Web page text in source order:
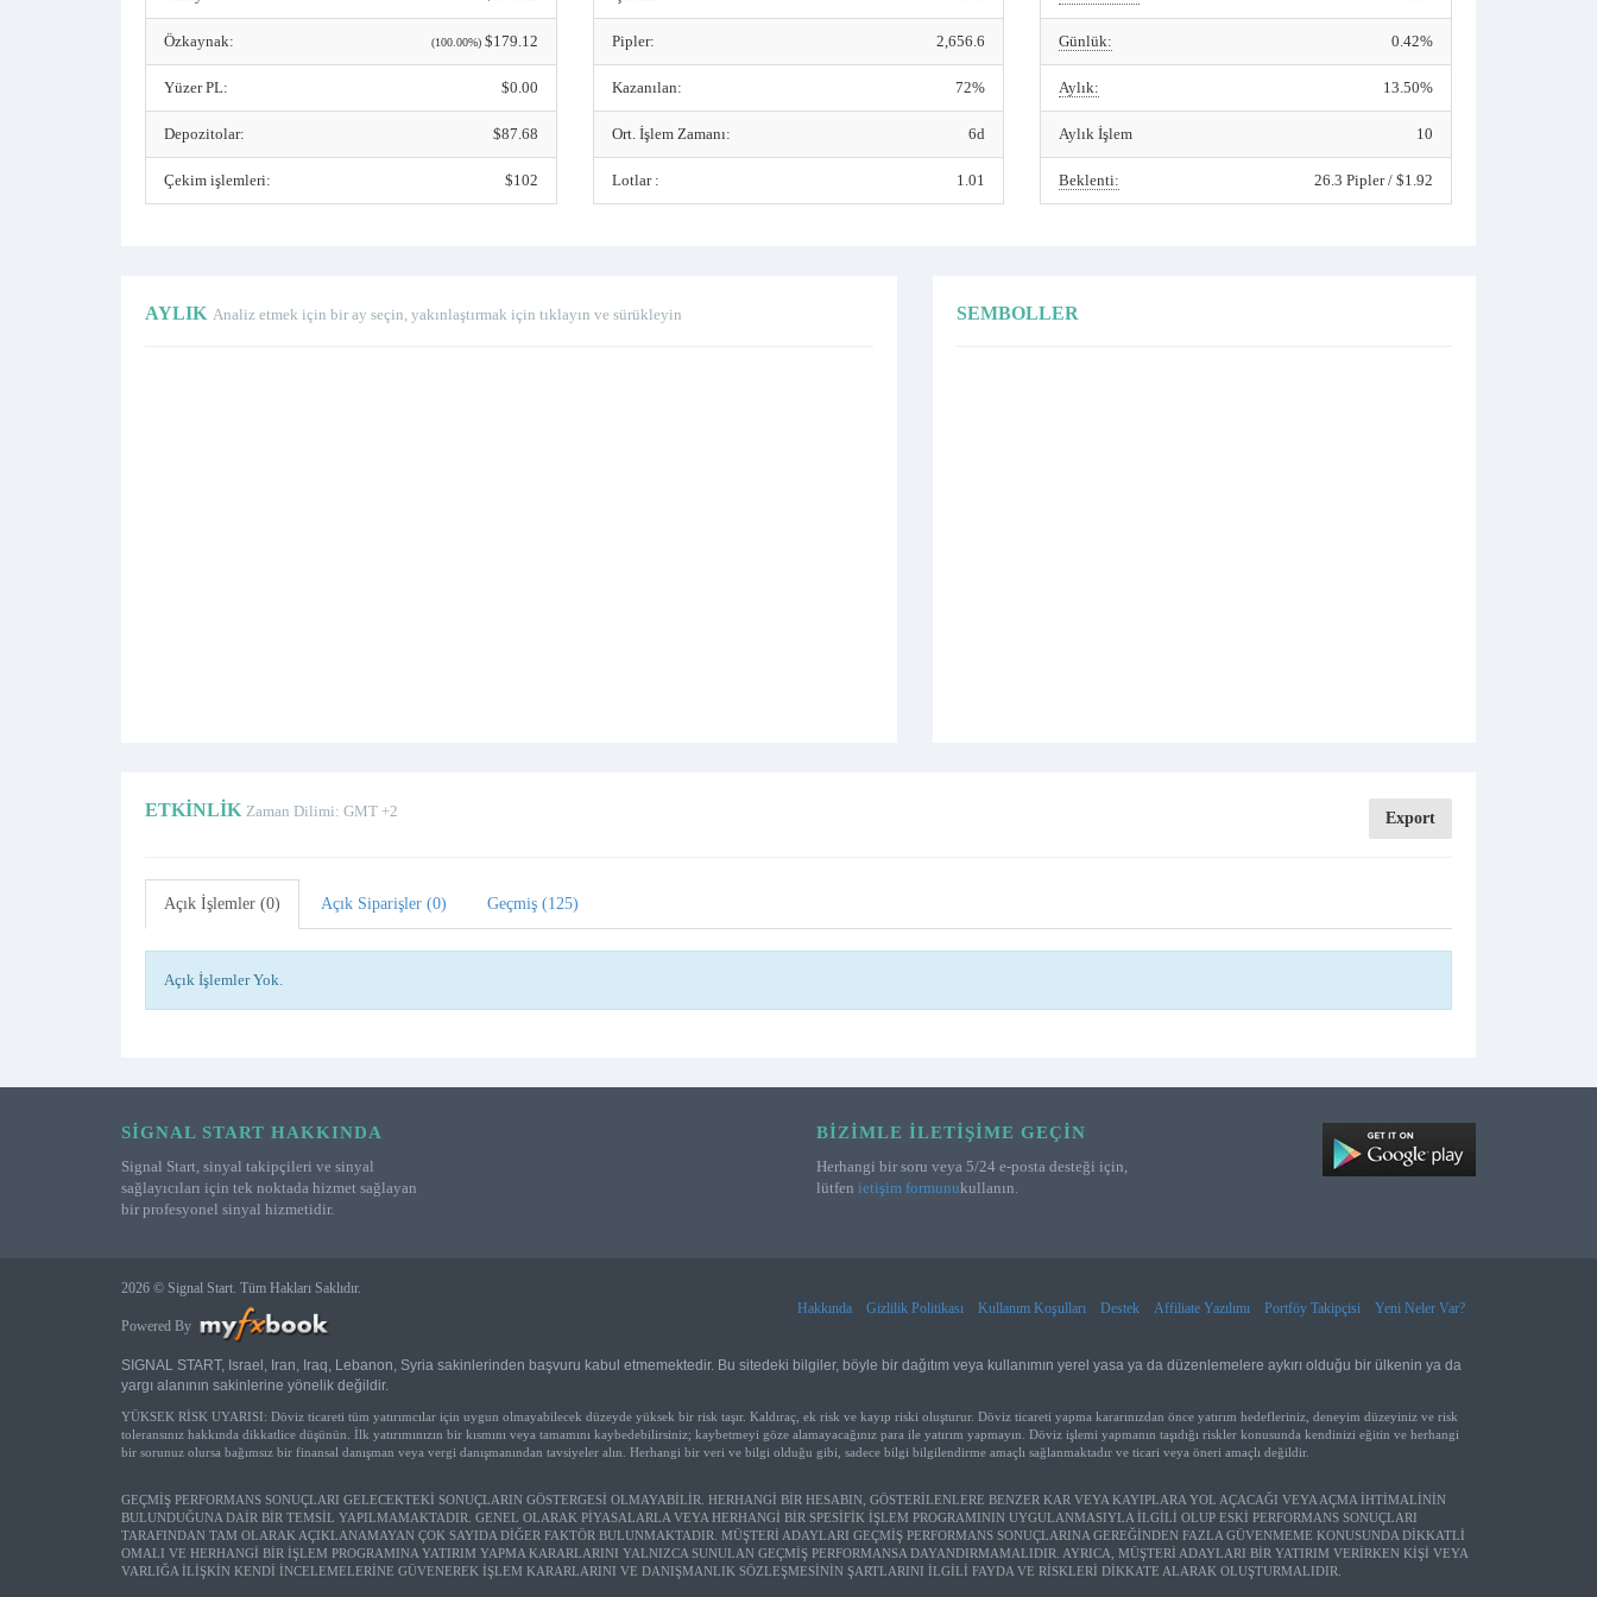
Özkaynak: (100.00%)$179.12
Yüzer PL: $0.00
Depozitolar: $87.68
Çekim işlemleri: $102
Pipler: 2,656.6
Kazanılan: 72%
Ort. İşlem Zamanı: 6d
Lotlar : 1.01
Günlük: 0.42%
Aylık: 13.50%
Aylık İşlem 10
Beklenti: 26.3 Pipler / $1.92
AYLIK Analiz etmek için bir ay seçin, yakınlaştırmak için tıklayın ve sürükleyin SEMBOLLER
ETKINLIK Zaman Dilimi: GMT +2 Export
Açık İşlemler (0) Açık Siparişler (0) Geçmiş (125)
Açık İşlemler Yok.
SIGNAL START HAKKINDA
Signal Start, sinyal takipçileri ve sinyal
sağlayıcıları için tek noktada hizmet sağlayan
bir profesyonel sinyal hizmetidir.
BIZIMLE İLETIŞIME GEÇIN
Herhangi bir soru veya 5/24 e-posta desteği için,
lütfen ietişim formunukullanın.
2026 © Signal Start. Tüm Hakları Saklıdır.
Hakkında
Gizlilik Politikası Kullanım Koşulları Destek Affiliate Yazılımı Portföy Takipçisi
Yeni Neler Var?
Powered By
SIGNAL START, Israel, Iran, Iraq, Lebanon, Syria sakinlerinden başvuru kabul etmemektedir. Bu sitedeki bilgiler, böyle bir dağıtım veya kullanımın yerel yasa ya da düzenlemelere aykırı olduğu bir ülkenin ya da
yargı alanının sakinlerine yönelik değildir.
YÜKSEK RİSK UYARISI: Döviz ticareti tüm yatırımcılar için uygun olmayabilecek düzeyde yüksek bir risk taşır. Kaldıraç, ek risk ve kayıp riski oluşturur. Döviz ticareti yapma kararınızdan önce yatırım hedefleriniz, deneyim düzeyiniz ve risk
toleransınız hakkında dikkatlice düşünün. İlk yatırımınızın bir kısmını veya tamamını kaybedebilirsiniz; kaybetmeyi göze alamayacağınız para ile yatırım yapmayın. Döviz işlemi yapmanın taşıdığı riskler konusunda kendinizi eğitin ve herhangi
bir sorunuz olursa bağımsız bir finansal danışman veya vergi danışmanından tavsiyeler alın. Herhangi bir veri ve bilgi olduğu gibi, sadece bilgi bilgilendirme amaçlı sağlanmaktadır ve ticari veya öneri amaçlı değildir.
GEÇMİŞ PERFORMANS SONUÇLARI GELECEKTEKİ SONUÇLARIN GÖSTERGESİ OLMAYABİLİR. HERHANGİ BİR HESABIN, GÖSTERİLENLERE BENZER KAR VEYA KAYIPLARA YOL AÇACAĞI VEYA AÇMA İHTİMALİNİN
BULUNDUĞUNA DAİR BİR TEMSİL YAPILMAMAKTADIR. GENEL OLARAK PİYASALARLA VEYA HERHANGİ BİR SPESİFİK İŞLEM PROGRAMININ UYGULANMASIYLA İLGİLİ OLUP ESKİ PERFORMANS SONUÇLARI
TARAFINDAN TAM OLARAK AÇIKLANAMAYAN ÇOK SAYIDA DİĞER FAKTÖR BULUNMAKTADIR. MÜŞTERİ ADAYLARI GEÇMİŞ PERFORMANS SONUÇLARINA GEREĞİNDEN FAZLA GÜVENMEME KONUSUNDA DİKKATLİ
OMALI VE HERHANGİ BİR İŞLEM PROGRAMINA YATIRIM YAPMA KARARLARINI YALNIZCA SUNULAN GEÇMİŞ PERFORMANSA DAYANDIRMAMALIDIR. AYRICA, MÜŞTERİ ADAYLARI BİR YATIRIM VERİRKEN KİŞİ VEYA
VARLIĞA İLİŞKİN KENDİ İNCELEMELERİNE GÜVENEREK İŞLEM KARARLARINI VE DANIŞMANLIK SÖZLEŞMESİNİN ŞARTLARINI İLGİLİ FAYDA VE RİSKLERİ DİKKATE ALARAK OLUŞTURMALIDIR.